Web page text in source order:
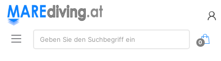
Suchen:
Geben Sie den Suchbegriff ein
0